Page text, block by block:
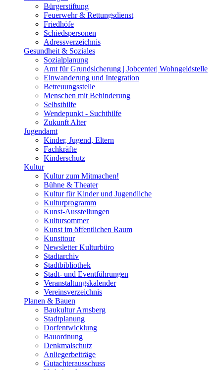
Bürgerstiftung
Feuerwehr & Rettungsdienst
Friedhöfe
Schiedspersonen
Adressverzeichnis
Gesundheit & Soziales
Sozialplanung
Amt für Grundsicherung | Jobcenter| Wohngeldstelle
Einwanderung und Integration
Betreuungsstelle
Menschen mit Behinderung
Selbsthilfe
Wendepunkt - Suchthilfe
Zukunft Alter
Jugendamt
Kinder, Jugend, Eltern
Fachkräfte
Kinderschutz
Kultur
Kultur zum Mitmachen!
Bühne & Theater
Kultur für Kinder und Jugendliche
Kulturprogramm
Kunst-Ausstellungen
Kultursommer
Kunst im öffentlichen Raum
Kunsttour
Newsletter Kulturbüro
Stadtarchiv
Stadtbibliothek
Stadt- und Eventführungen
Veranstaltungskalender
Vereinsverzeichnis
Planen & Bauen
Baukultur Arnsberg
Stadtplanung
Dorfentwicklung
Bauordnung
Denkmalschutz
Anliegerbeiträge
Gutachterausschuss